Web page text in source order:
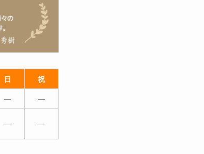
日
祝
―
―
― ―